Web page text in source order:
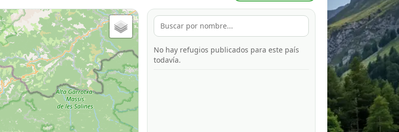
No hay refugios publicados para este país
todavía.